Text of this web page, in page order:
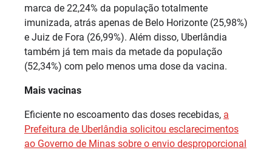
marca de 22,24% da população totalmente
imunizada, atrás apenas de Belo Horizonte (25,98%)
e Juiz de Fora (26,99%). Além disso, Uberlândia
também já tem mais da metade da população
(52,34%) com pelo menos uma dose da vacina.
Mais vacinas
Eficiente no escoamento das doses recebidas, a
Prefeitura de Uberlândia solicitou esclarecimentos
ao Governo de Minas sobre o envio desproporcional